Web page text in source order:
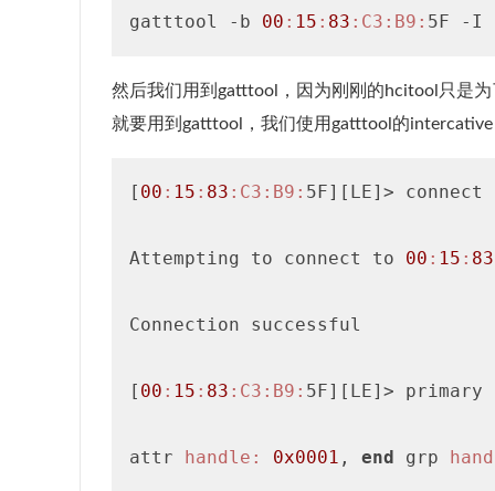
gatttool -b 00 : 15 : 83 :C3 :B9 : 5F -I
然后我们用到gatttool，因为刚刚的hcitool只是
就要用到gatttool，我们使用gatttool的
[ 00 : 15 : 83 :C3 :B9 : 5F][LE]> connect
Attempting to connect to 00 : 15 : 83
Connection successful
[ 00 : 15 : 83 :C3 :B9 : 5F][LE]> primary
attr handle: 0x0001 , end grp